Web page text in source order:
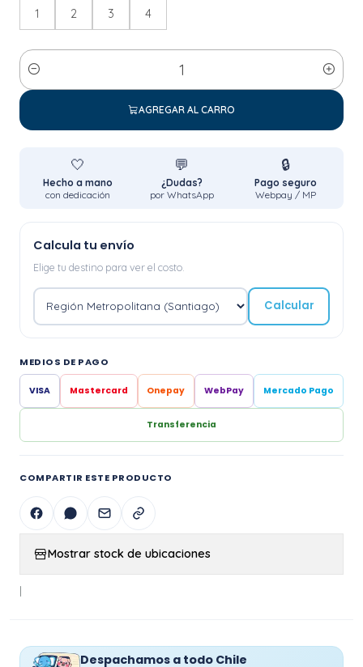
1 2 3 4
Cantidad
AGREGAR AL CARRO
🤍
Hecho a mano
con dedicación
💬
¿Dudas?
por WhatsApp
🔒
Pago seguro
Webpay / MP
Calcula tu envío
Elige tu destino para ver el costo.
Calcular
MEDIOS DE PAGO
VISA Mastercard Onepay WebPay Mercado Pago
Transferencia
COMPARTIR ESTE PRODUCTO
Mostrar stock de ubicaciones
|
Despachamos a todo Chile